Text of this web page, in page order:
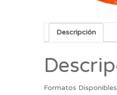
Descripción
Formatos